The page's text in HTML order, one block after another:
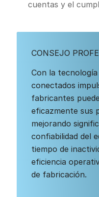
cuentas y el
CONSEJO
Con la
conectados
fabricantes
eficazmente sus
mejorando
confiabilidad del
tiempo de
eficiencia
de fabricación.